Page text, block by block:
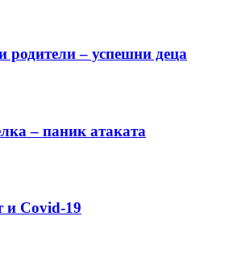
– успешни деца
– паник атаката
и Covid-19